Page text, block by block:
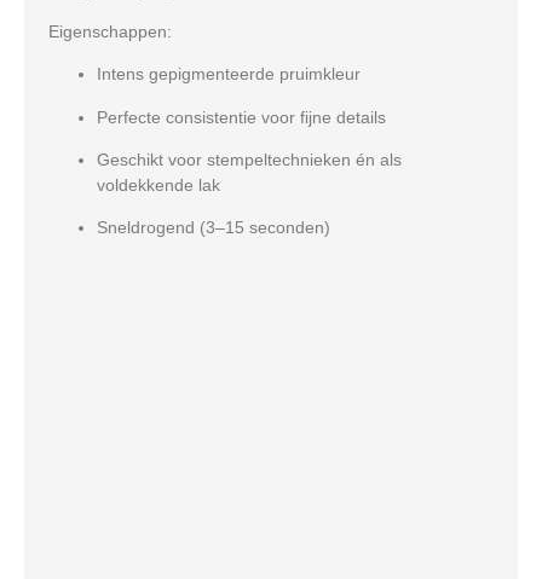
Eigenschappen:
Intens gepigmenteerde pruimkleur
Perfecte consistentie voor fijne details
Geschikt voor stempeltechnieken én als
voldekkende lak
Sneldrogend (3–15 seconden)